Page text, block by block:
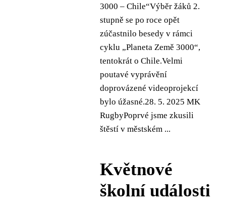
3000 – Chile“Výběr žáků 2.
stupně se po roce opět
zúčastnilo besedy v rámci
cyklu „Planeta Země 3000“,
tentokrát o Chile.Velmi
poutavé vyprávění
doprovázené videoprojekcí
bylo úžasné.28. 5. 2025 MK
RugbyPoprvé jsme zkusili
štěstí v městském ...
Květnové
školní události